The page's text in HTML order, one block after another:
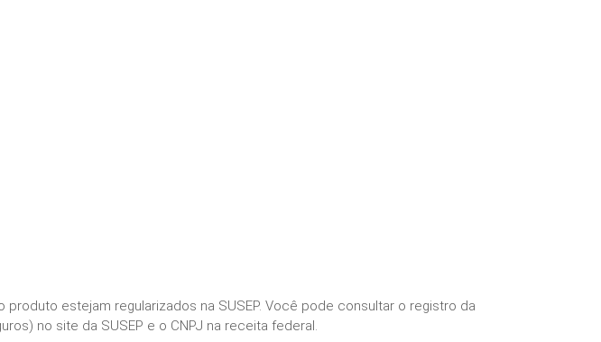
estejam regularizados na SUSEP. Você pode consultar o registro da
no site da SUSEP e o CNPJ na receita federal.